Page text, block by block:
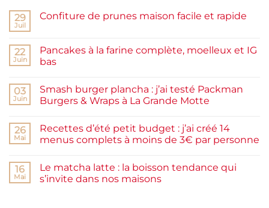
29
Juil
Confiture de prunes maison facile et rapide
Confiture
de
prunes
et
rapide
22
Juin
Pancakes à la farine complète, moelleux et IG
bas
sur
Pancakes
à
complète,
moelleux
et
03
Juin
Smash burger plancha : j’ai testé Packman
Burgers & Wraps à La Grande Motte
sur
Smash
burger
testé
Packman
Burgers &
26
Mai
Recettes d’été petit budget : j’ai créé 14
menus complets à moins de 3€ par personne
sur
Recettes
d’été
16
Mai
Le matcha latte : la boisson tendance qui
s’invite dans nos maisons